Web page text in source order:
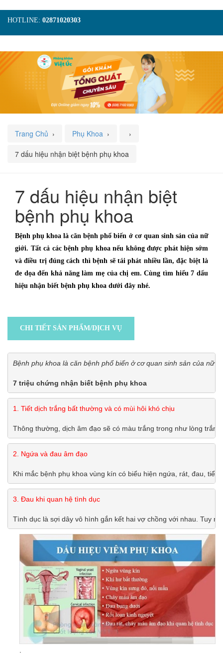
HOTLINE: 02871020303
TRANG CHỦ
GIỚI THIỆU
TIN TỨC
DỊCH VỤ
GÓI KHÁM
HÌNH ẢNH
LIÊN HỆ
ĐẶT LỊCH KHÁM
Trang Chủ › Phụ Khoa › ›
7 dấu hiệu nhận biệt bệnh phụ khoa
7 dấu hiệu nhận biệt
bệnh phụ khoa
Bệnh phụ khoa là căn bệnh phổ biến ở cơ quan sinh sản của nữ
giới. Tất cả các bệnh phụ khoa nếu không được phát hiện sớm
và điều trị đúng cách thì bệnh sẽ tái phát nhiều lần, đặc biệt là
đe dọa đến khả năng làm mẹ của chị em. Cùng tìm hiểu 7 dấu
hiệu nhận biết bệnh phụ khoa dưới đây nhé.
CHI TIẾT SẢN PHẨM/DỊCH VỤ
Bệnh phụ khoa là căn bệnh phổ biến ở cơ quan sinh sản của nữ
7 triệu chứng nhận biết bệnh phụ khoa
1. Tiết dịch trắng bất thường và có mùi hôi khó chịu
Thông thường, dịch âm đạo sẽ có màu trắng trong như lòng
2. Ngứa và đau âm đạo
Khi mắc bệnh phụ khoa vùng kín có biểu hiện ngứa, rát, đau,
3. Đau khi quan hệ tình dục
Tình dục là sợi dây vô hình gắn kết hai vợ chồng với nhau. Tuy
.